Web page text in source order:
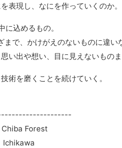
表現し、なにを作っていくのか。
に込めるもの。
で、かけがえのないものに違い
出や想い、目に見えないものま
術を磨くことを続けていく。
Chiba Forest
Ichikawa